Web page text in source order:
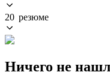
20 резюме
Ничего не